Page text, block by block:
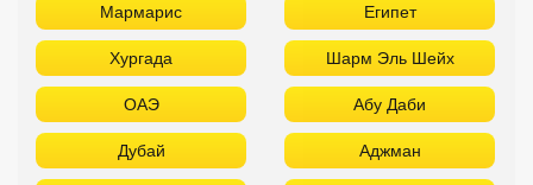
Мармарис Египет
Хургада Шарм Эль Шейх
ОАЭ Абу Даби
Дубай Аджман